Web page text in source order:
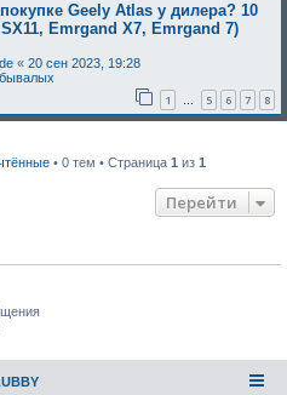
Geely Atlas у дилера? 10
Emrgand X7, Emrgand 7)
« 20 сен 2023, 19:28
1 … 5 6 7 8
• 0 тем • Страница 1 из 1
Перейти